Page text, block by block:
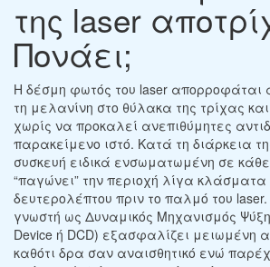
της laser
Πονάει;
Η δέσμη φωτός του laser απορροφάται
τη μελανίνη στο θύλακα της τρίχας
χωρίς να προκαλεί ανεπιθύμητες
παρακείμενο ιστό. Κατά τη διάρκεια
συσκευή ειδικά ενσωματωμένη σε
“παγώνει” την περιοχή λίγα κλάσματα
δευτερολέπτου πριν το παλμό του
γνωστή ως Δυναμικός Μηχανισμός
Device ή DCD) εξασφαλίζει μειωμένη
καθότι δρα σαν αναισθητικό ενώ